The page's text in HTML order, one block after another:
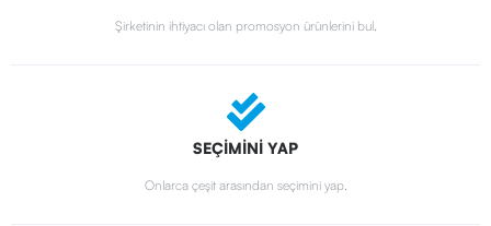
Şirketinin ihtiyacı olan promosyon ürünlerini bul.
SEÇİMİNİ YAP
Onlarca çeşit arasından seçimini yap.